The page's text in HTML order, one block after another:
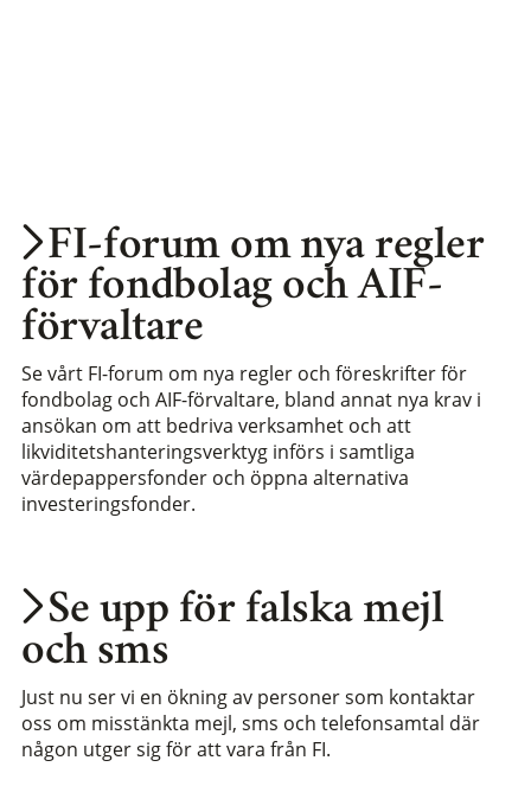
Se upp för falska mejl
och sms
Just nu ser vi en ökning av personer som kontaktar
oss om misstänkta mejl, sms och telefonsamtal där
någon utger sig för att vara från FI.
FI-forum om nya regler
för fondbolag och AIF-
förvaltare
Se vårt FI-forum om nya regler och föreskrifter för
fondbolag och AIF-förvaltare, bland annat nya krav i
ansökan om att bedriva verksamhet och att
likviditetshanteringsverktyg införs i samtliga
värdepappersfonder och öppna alternativa
investeringsfonder.